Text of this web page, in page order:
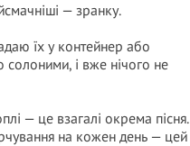
— зранку.
їх у контейнер або
солоними, і вже нічого не
— це взагалі окрема пісня.
на кожен день — цей